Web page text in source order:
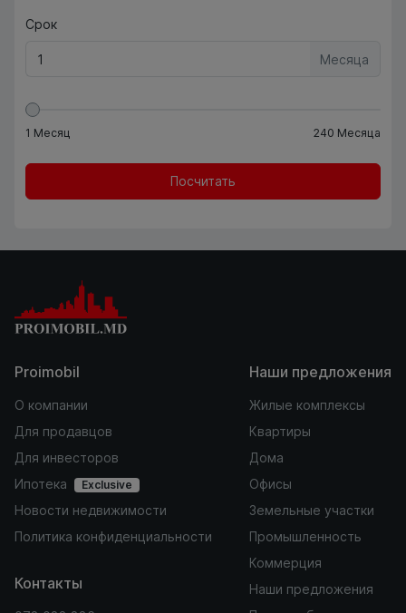
Срок
Месяца
1 Месяц 240 Месяца
Посчитать
Proimobil
О компании
Для продавцов
Для инвесторов
Ипотека
Exclusive
Новости недвижимости
Политика конфиденциальности
Наши предложения
Жилые комплексы
Квартиры
Дома
Офисы
Земельные участки
Промышленность
Коммерция
Наши предложения
Контакты